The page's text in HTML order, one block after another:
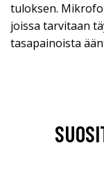
tuloksen.
joissa tarvitaan
tasapainoista